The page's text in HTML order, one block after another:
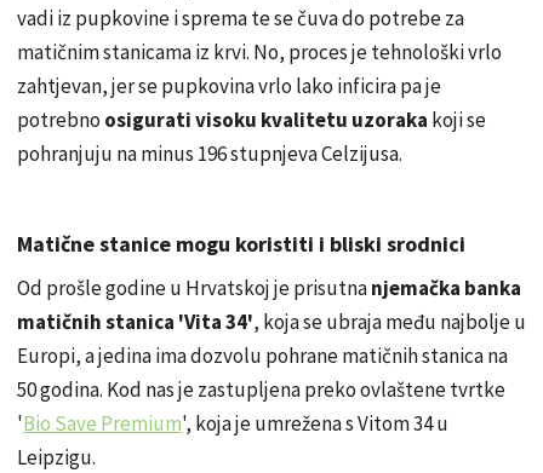
vadi iz pupkovine i sprema te se čuva do potrebe za
matičnim stanicama iz krvi. No, proces je tehnološki vrlo
zahtjevan, jer se pupkovina vrlo lako inficira pa je
potrebno osigurati visoku kvalitetu uzoraka koji se
pohranjuju na minus 196 stupnjeva Celzijusa.
Matične stanice mogu koristiti i bliski srodnici
Od prošle godine u Hrvatskoj je prisutnanjemačka banka
matičnih stanica 'Vita 34', koja se ubraja među najbolje u
Europi, a jedina ima dozvolu pohrane matičnih stanica na
50 godina. Kod nas je zastupljena preko ovlaštene tvrtke
'Bio Save Premium', koja je umrežena s Vitom 34 u
Leipzigu.